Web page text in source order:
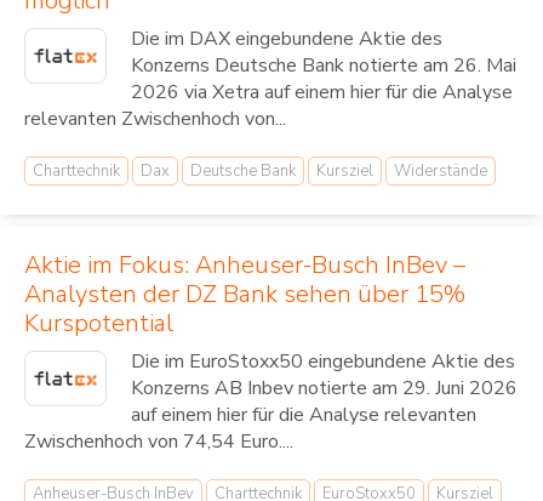
Die im DAX eingebundene Aktie des
Konzerns Deutsche Bank notierte am 26. Mai
2026 via Xetra auf einem hier für die Analyse
relevanten Zwischenhoch von...
Charttechnik Dax Deutsche Bank Kursziel Widerstände
Aktie im Fokus: Anheuser-Busch InBev –
Analysten der DZ Bank sehen über 15%
Kurspotential
Die im EuroStoxx50 eingebundene Aktie des
Konzerns AB Inbev notierte am 29. Juni 2026
auf einem hier für die Analyse relevanten
Zwischenhoch von 74,54 Euro....
Anheuser-Busch InBev Charttechnik EuroStoxx50 Kursziel